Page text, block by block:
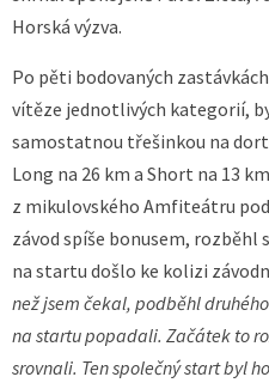
Horská výzva.
Po pěti bodovaných
vítěze jednotlivých kategorií,
samostatnou třešinkou na
Long na 26 km a Short na 13
z mikulovského Amfiteátru
závod spíše bonusem, rozběhl
na startu došlo ke kolizi
než jsem čekal, podběhl
na startu popadali. Začátek to
srovnali. Ten společný start byl